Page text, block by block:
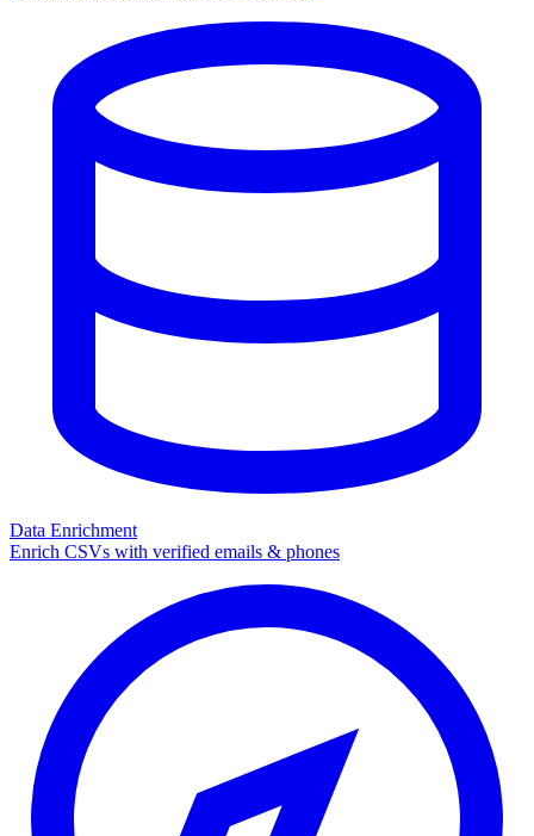
Data Enrichment
Enrich CSVs with verified emails & phones